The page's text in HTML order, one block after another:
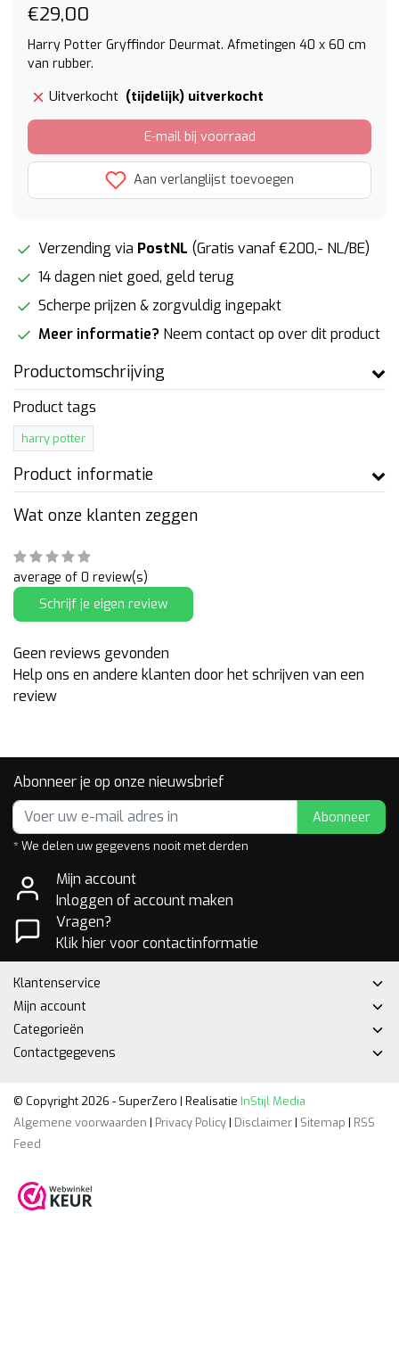
€29,00
Harry Potter Gryffindor Deurmat. Afmetingen 40 x 60 cm
van rubber.
Uitverkocht (tijdelijk) uitverkocht
E-mail bij voorraad
Aan verlanglijst toevoegen
Verzending via PostNL (Gratis vanaf €200,- NL/BE)
14 dagen niet goed, geld terug
Scherpe prijzen & zorgvuldig ingepakt
Meer informatie? Neem contact op over dit product
Productomschrijving
Product tags
harry potter
Product informatie
Wat onze klanten zeggen
average of 0 review(s)
Schrijf je eigen review
Geen reviews gevonden
Help ons en andere klanten door het schrijven van een
review
Abonneer je op onze nieuwsbrief
Abonneer
* We delen uw gegevens nooit met derden
Mijn account
Inloggen of account maken
Vragen?
Klik hier voor contactinformatie
Klantenservice
Mijn account
Categorieën
Contactgegevens
© Copyright 2026 - SuperZero | Realisatie InStijl Media
Algemene voorwaarden | Privacy Policy| Disclaimer| Sitemap | RSS
Feed